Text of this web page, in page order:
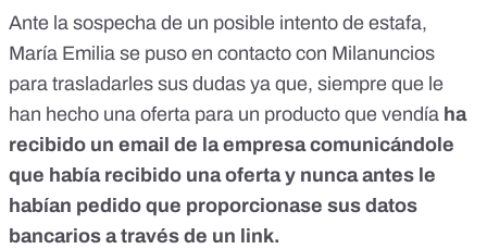
Ante la sospecha de un posible intento de estafa,
María Emilia se puso en contacto con Milanuncios
para trasladarles sus dudas ya que, siempre que le
han hecho una oferta para un producto que vendía ha
recibido un email de la empresa comunicándole
que había recibido una oferta y nunca antes le
habían pedido que proporcionase sus datos
bancarios a través de un link.